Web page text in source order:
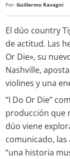
Por: Guillermo Ravagni
El dúo country
de actitud. Las
Or Die», su
Nashville,
violines y una
“I Do Or Die”
producción que
dúo viene
comunicado,
“una historia